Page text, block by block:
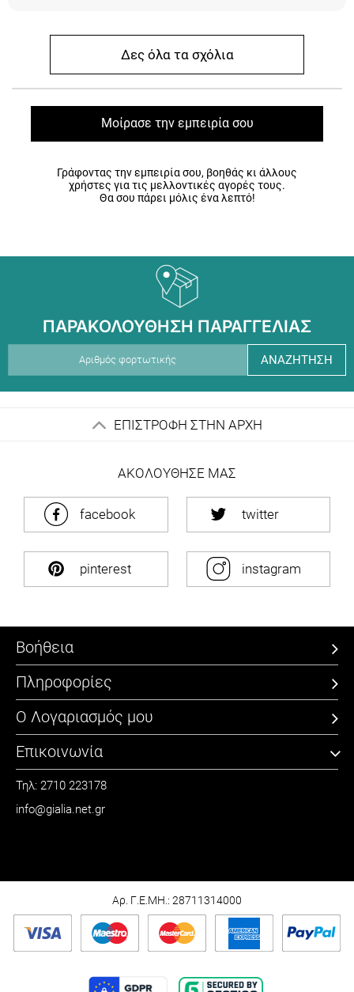
Δες όλα τα σχόλια
Μοίρασε την εμπειρία σου
Γράφοντας την εμπειρία σου, βοηθάς κι άλλους
χρήστες για τις μελλοντικές αγορές τους.
Θα σου πάρει μόλις ένα λεπτό!
ΠΑΡΑΚΟΛΟΥΘΗΣΗ ΠΑΡΑΓΓΕΛΙΑΣ
ΑΝΑΖΗΤΗΣΗ
ΕΠΙΣΤΡΟΦΗ ΣΤΗΝ ΑΡΧΗ
ΑΚΟΛΟΥΘΗΣΕ ΜΑΣ
facebook twitter
pinterest instagram
Βοήθεια
Πληροφορίες
Ο Λογαριασμός μου
Επικοινωνία
Τηλ: 2710 223178
info@gialia.net.gr
Αρ. Γ.Ε.ΜΗ.: 28711314000